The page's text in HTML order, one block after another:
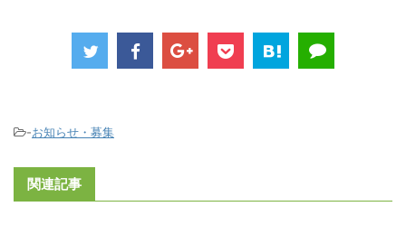
-お知らせ・募集
関連記事